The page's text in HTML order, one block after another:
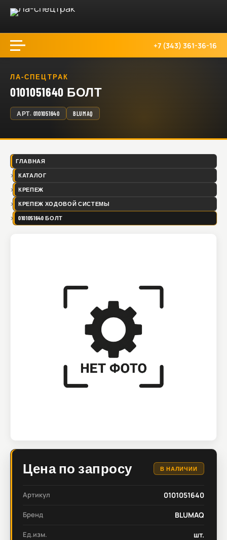
+7 (343) 361-36-16
ЛА-СПЕЦТРАК
0101051640 БОЛТ
АРТ. 0101051640 BLUMAQ
ГЛАВНАЯ
КАТАЛОГ
КРЕПЕЖ
КРЕПЕЖ ХОДОВОЙ СИСТЕМЫ
0101051640 БОЛТ
Цена по запросу В НАЛИЧИИ
Артикул 0101051640
Бренд BLUMAQ
Ед.изм. шт.